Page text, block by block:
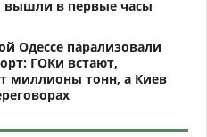
вышли в первые часы
Одессе парализовали
ГОКи встают,
миллионы тонн, а Киев